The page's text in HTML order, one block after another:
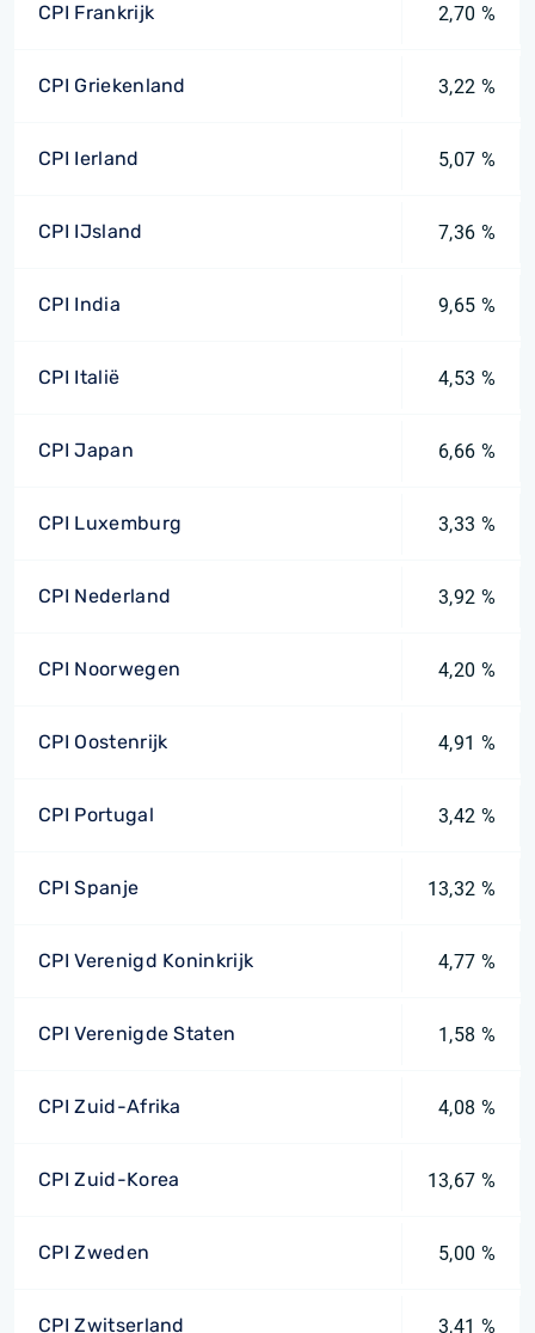
CPI Frankrijk 2,70 %
CPI Griekenland 3,22 %
CPI Ierland 5,07 %
CPI IJsland 7,36 %
CPI India 9,65 %
CPI Italië 4,53 %
CPI Japan 6,66 %
CPI Luxemburg 3,33 %
CPI Nederland 3,92 %
CPI Noorwegen 4,20 %
CPI Oostenrijk 4,91 %
CPI Portugal 3,42 %
CPI Spanje 13,32 %
CPI Verenigd Koninkrijk 4,77 %
CPI Verenigde Staten 1,58 %
CPI Zuid-Afrika 4,08 %
CPI Zuid-Korea 13,67 %
CPI Zweden 5,00 %
CPI Zwitserland 3,41 %